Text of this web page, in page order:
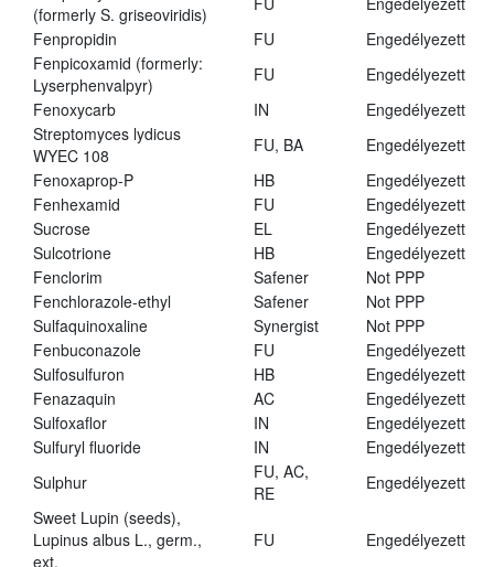
(formerly S. griseoviridis)
Fenpropidin
FU
Engedélyezett
Fenpicoxamid (formerly:
Lyserphenvalpyr)
FU
Engedélyezett
Fenoxycarb
IN
Engedélyezett
Streptomyces lydicus
WYEC 108
FU, BA
Engedélyezett
Fenoxaprop-P
HB
Engedélyezett
Fenhexamid
FU
Engedélyezett
Sucrose
EL
Engedélyezett
Sulcotrione
HB
Engedélyezett
Fenclorim
Safener
Not PPP
Fenchlorazole-ethyl
Safener
Not PPP
Sulfaquinoxaline
Synergist
Not PPP
Fenbuconazole
FU
Engedélyezett
Sulfosulfuron
HB
Engedélyezett
Fenazaquin
AC
Engedélyezett
Sulfoxaflor
IN
Engedélyezett
Sulfuryl fluoride
IN
Engedélyezett
Sulphur
FU, AC,
RE
Engedélyezett
Sweet Lupin (seeds),
Lupinus albus L., germ.,
ext.
FU Engedélyezett